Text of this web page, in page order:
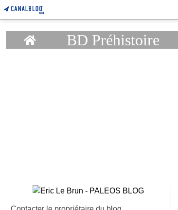
Home BD Préhistoire